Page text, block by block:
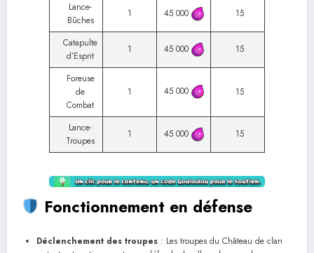
Lance-
Bûches
1 45 000 15
Catapulte
d’Esprit
1 45 000 15
Foreuse
de
Combat
1 45 000 15
Lance-
Troupes
1 45 000 15
Fonctionnement en défense
Déclenchement des troupes : Les troupes du Château de clan